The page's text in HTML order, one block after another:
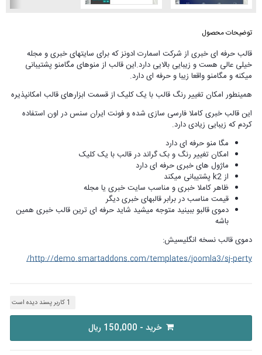
توضیحات محصول
قالب حرفه ای خبری از شرکت اسمارت ادونز که برای سایتهای خبری و مجله
خیلی عالی هست و زیبایی بالایی دارد.این قالب از منوهای مگامنو پشتیبانی
میکنه و مگامنو واقعا زیبا و حرفه ای دارد.
همینطور امکان تغییر رنگ قالب با یک کلیک از قسمت ابزارهای قالب امکانپذیره
این قالب خبری کاملا فارسی سازی شده و فونت ایران سنس در اون استفاده
کردم که زیبایی زیادی دارد.
مگا منو حرفه ای دارد
امکان تغییر رنگ و بک گراند در قالب با یک کلیک
ماژول های خبری حرفه ای دارد
از k2 پشتیبانی میکند
ظاهر کاملا خبری و مناسب سایت خبری یا مجله
قیمت مناسب در برابر قالبهای خبری دیگر
دموی قالبو ببینید متوجه میشید شاید حرفه ای ترین قالب خبری همین
باشه
دموی قالب نسخه انگلیسیش:
http://demo.smartaddons.com/templates/joomla3/sj-perty/
1 کاربر پسند دیده است
خرید - 150٬000 ریال